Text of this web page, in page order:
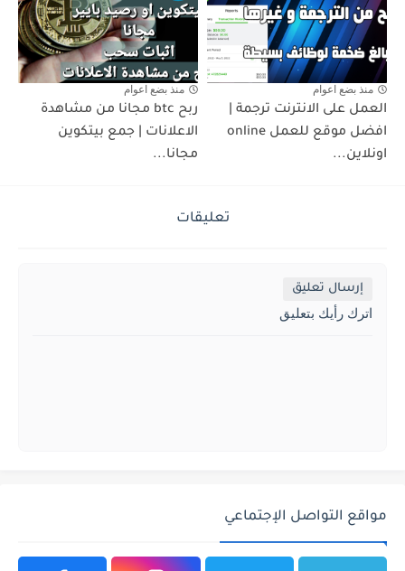
منذ بضع اعوام
العمل على الانترنت ترجمة |
افضل موقع للعمل online
اونلاين...
منذ بضع اعوام
ربح btc مجانا من مشاهدة
الاعلانات | جمع بيتكوين
مجانا...
تعليقات
إرسال تعليق
اترك رأيك بتعليق
مواقع التواصل الإجتماعي